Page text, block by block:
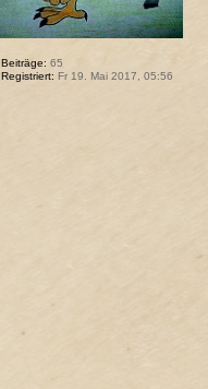
Beiträge: 65
Registriert: Fr 19. Mai 2017, 05:56